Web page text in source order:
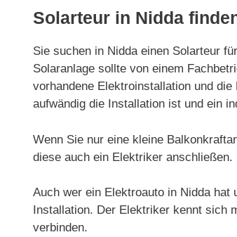
Solarteur in Nidda
Sie suchen in Nidda einen Solarteur
Solaranlage sollte von einem
vorhandene Elektroinstallation und
aufwändig die Installation ist und ein
Wenn Sie nur eine kleine
diese auch ein Elektriker
Auch wer ein Elektroauto in Nidda hat
Installation. Der Elektriker kennt sich
verbinden.